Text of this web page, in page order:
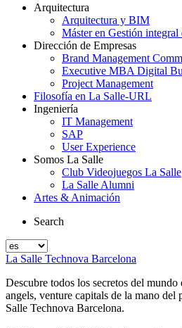
Arquitectura
Arquitectura y BIM
Máster en Gestión integral
Dirección de Empresas
Brand Management
Executive MBA Digital
Project Management
Filosofía en La Salle-URL
Ingeniería
IT Management
SAP
User Experience
Somos La Salle
Club Videojuegos La Salle
La Salle Alumni
Artes & Animación
Search
La Salle Technova Barcelona
Descubre todos los secretos del mundo
angels, venture capitals de la mano del
Salle Technova Barcelona.